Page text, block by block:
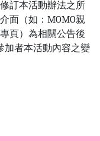
訂本活動辦法之所
面（如：MOMO親
頁）為相關公告後
加者本活動內容之變